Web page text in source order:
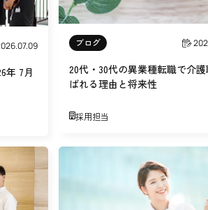
年 7月
ブログ
20代・30代の異業種転職で介
ばれる理由と将来性
採用担当